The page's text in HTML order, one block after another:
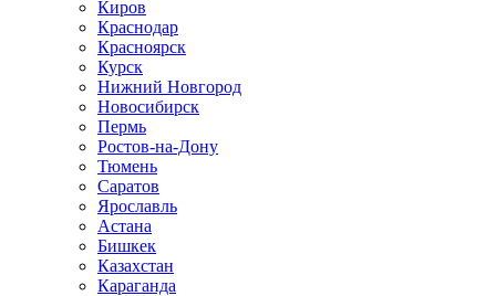
Киров
Краснодар
Красноярск
Курск
Нижний Новгород
Новосибирск
Пермь
Ростов-на-Дону
Тюмень
Саратов
Ярославль
Астана
Бишкек
Казахстан
Караганда